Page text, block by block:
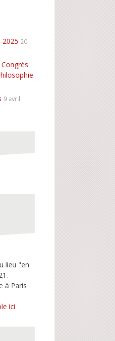
2025 20
9 avril
lieu "en
à Paris
ici